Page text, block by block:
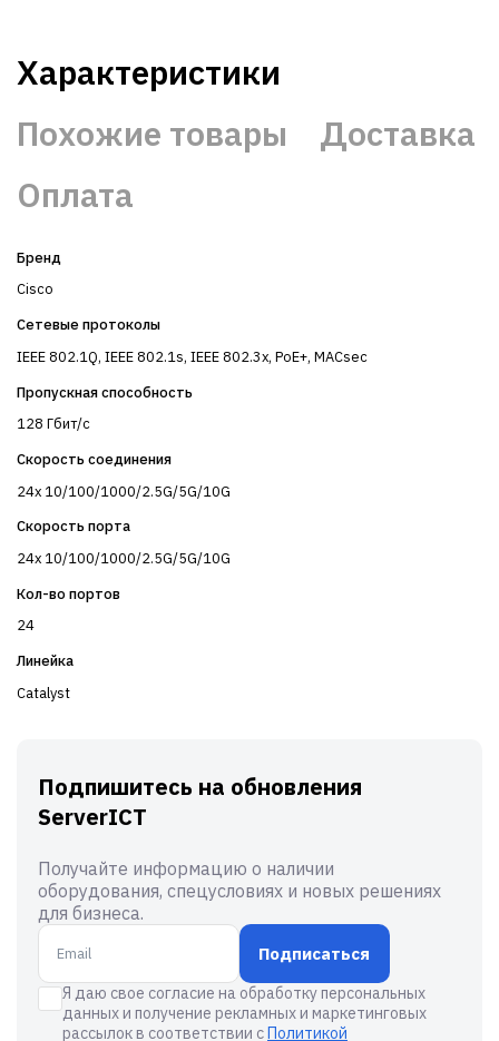
Характеристики
Похожие товары
Доставка
Оплата
Бренд
Cisco
Сетевые протоколы
IEEE 802.1Q, IEEE 802.1s, IEEE 802.3x, PoE+, MACsec
Пропускная способность
128 Гбит/с
Скорость соединения
24x 10/100/1000/2.5G/5G/10G
Скорость порта
24x 10/100/1000/2.5G/5G/10G
Кол-во портов
24
Линейка
Catalyst
Подпишитесь на обновления
ServerICT
Получайте информацию о наличии
оборудования, спецусловиях и новых решениях
для бизнеса.
Подписаться
Я даю свое согласие на обработку персональных
данных и получение рекламных и маркетинговых
рассылок в соответствии сПолитикой